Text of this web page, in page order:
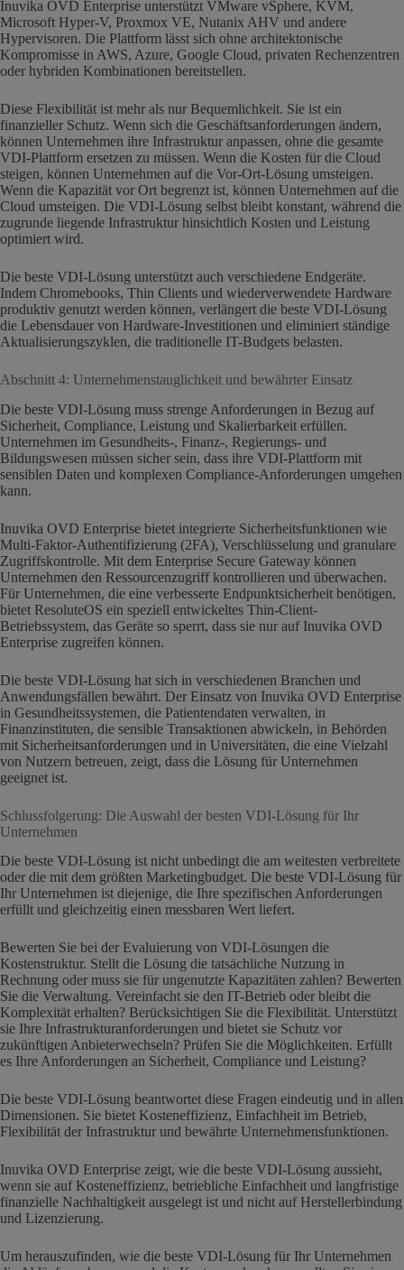
Inuvika OVD Enterprise unterstützt VMware vSphere, KVM,
Microsoft Hyper-V, Proxmox VE, Nutanix AHV und andere
Hypervisoren. Die Plattform lässt sich ohne architektonische
Kompromisse in AWS, Azure, Google Cloud, privaten Rechenzentren
oder hybriden Kombinationen bereitstellen.
Diese Flexibilität ist mehr als nur Bequemlichkeit. Sie ist ein
finanzieller Schutz. Wenn sich die Geschäftsanforderungen ändern,
können Unternehmen ihre Infrastruktur anpassen, ohne die gesamte
VDI-Plattform ersetzen zu müssen. Wenn die Kosten für die Cloud
steigen, können Unternehmen auf die Vor-Ort-Lösung umsteigen.
Wenn die Kapazität vor Ort begrenzt ist, können Unternehmen auf die
Cloud umsteigen. Die VDI-Lösung selbst bleibt konstant, während die
zugrunde liegende Infrastruktur hinsichtlich Kosten und Leistung
optimiert wird.
Die beste VDI-Lösung unterstützt auch verschiedene Endgeräte.
Indem Chromebooks, Thin Clients und wiederverwendete Hardware
produktiv genutzt werden können, verlängert die beste VDI-Lösung
die Lebensdauer von Hardware-Investitionen und eliminiert ständige
Aktualisierungszyklen, die traditionelle IT-Budgets belasten.
Abschnitt 4: Unternehmenstauglichkeit und bewährter Einsatz
Die beste VDI-Lösung muss strenge Anforderungen in Bezug auf
Sicherheit, Compliance, Leistung und Skalierbarkeit erfüllen.
Unternehmen im Gesundheits-, Finanz-, Regierungs- und
Bildungswesen müssen sicher sein, dass ihre VDI-Plattform mit
sensiblen Daten und komplexen Compliance-Anforderungen umgehen
kann.
Inuvika OVD Enterprise bietet integrierte Sicherheitsfunktionen wie
Multi-Faktor-Authentifizierung (2FA), Verschlüsselung und granulare
Zugriffskontrolle. Mit dem Enterprise Secure Gateway können
Unternehmen den Ressourcenzugriff kontrollieren und überwachen.
Für Unternehmen, die eine verbesserte Endpunktsicherheit benötigen,
bietet ResoluteOS ein speziell entwickeltes Thin-Client-
Betriebssystem, das Geräte so sperrt, dass sie nur auf Inuvika OVD
Enterprise zugreifen können.
Die beste VDI-Lösung hat sich in verschiedenen Branchen und
Anwendungsfällen bewährt. Der Einsatz von Inuvika OVD Enterprise
in Gesundheitssystemen, die Patientendaten verwalten, in
Finanzinstituten, die sensible Transaktionen abwickeln, in Behörden
mit Sicherheitsanforderungen und in Universitäten, die eine Vielzahl
von Nutzern betreuen, zeigt, dass die Lösung für Unternehmen
geeignet ist.
Schlussfolgerung: Die Auswahl der besten VDI-Lösung für Ihr
Unternehmen
Die beste VDI-Lösung ist nicht unbedingt die am weitesten verbreitete
oder die mit dem größten Marketingbudget. Die beste VDI-Lösung für
Ihr Unternehmen ist diejenige, die Ihre spezifischen Anforderungen
erfüllt und gleichzeitig einen messbaren Wert liefert.
Bewerten Sie bei der Evaluierung von VDI-Lösungen die
Kostenstruktur. Stellt die Lösung die tatsächliche Nutzung in
Rechnung oder muss sie für ungenutzte Kapazitäten zahlen? Bewerten
Sie die Verwaltung. Vereinfacht sie den IT-Betrieb oder bleibt die
Komplexität erhalten? Berücksichtigen Sie die Flexibilität. Unterstützt
sie Ihre Infrastrukturanforderungen und bietet sie Schutz vor
zukünftigen Anbieterwechseln? Prüfen Sie die Möglichkeiten. Erfüllt
es Ihre Anforderungen an Sicherheit, Compliance und Leistung?
Die beste VDI-Lösung beantwortet diese Fragen eindeutig und in allen
Dimensionen. Sie bietet Kosteneffizienz, Einfachheit im Betrieb,
Flexibilität der Infrastruktur und bewährte Unternehmensfunktionen.
Inuvika OVD Enterprise zeigt, wie die beste VDI-Lösung aussieht,
wenn sie auf Kosteneffizienz, betriebliche Einfachheit und langfristige
finanzielle Nachhaltigkeit ausgelegt ist und nicht auf Herstellerbindung
und Lizenzierung.
Um herauszufinden, wie die beste VDI-Lösung für Ihr Unternehmen